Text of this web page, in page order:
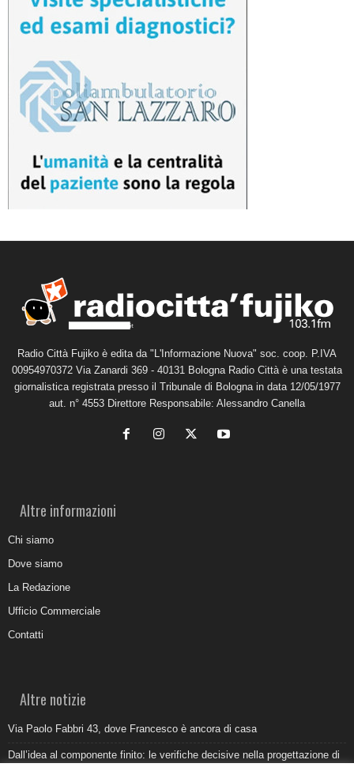
Radio Città Fujiko è edita da "L'Informazione Nuova" soc. coop. P.IVA
00954970372 Via Zanardi 369 - 40131 Bologna Radio Città è una testata
giornalistica registrata presso il Tribunale di Bologna in data 12/05/1977
aut. n° 4553 Direttore Responsabile: Alessandro Canella
Altre informazioni
Chi siamo
Dove siamo
La Redazione
Ufficio Commerciale
Contatti
Altre notizie
Via Paolo Fabbri 43, dove Francesco è ancora di casa
Dall’idea al componente finito: le verifiche decisive nella progettazione di